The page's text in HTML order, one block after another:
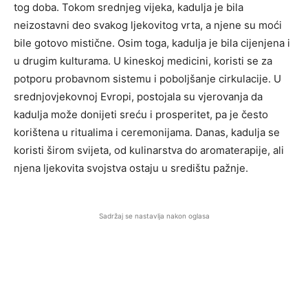
tog doba. Tokom srednjeg vijeka, kadulja je bila
neizostavni deo svakog ljekovitog vrta, a njene su moći
bile gotovo mistične. Osim toga, kadulja je bila cijenjena i
u drugim kulturama. U kineskoj medicini, koristi se za
potporu probavnom sistemu i poboljšanje cirkulacije. U
srednjovjekovnoj Evropi, postojala su vjerovanja da
kadulja može donijeti sreću i prosperitet, pa je često
korištena u ritualima i ceremonijama. Danas, kadulja se
koristi širom svijeta, od kulinarstva do aromaterapije, ali
njena ljekovita svojstva ostaju u središtu pažnje.
Sadržaj se nastavlja nakon oglasa